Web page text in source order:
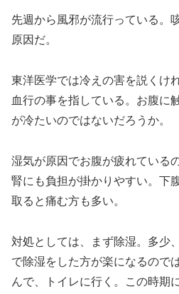
先週から風邪が流行っている。
原因だ。
東洋医学では冷えの害を説くけ
血行の事を指している。お腹に
が冷たいのではないだろうか。
湿気が原因でお腹が疲れている
腎にも負担が掛かりやすい。下
取ると痛む方も多い。
対処としては、まず除湿。多少
で除湿をした方が楽になるので
んで、トイレに行く。この時期